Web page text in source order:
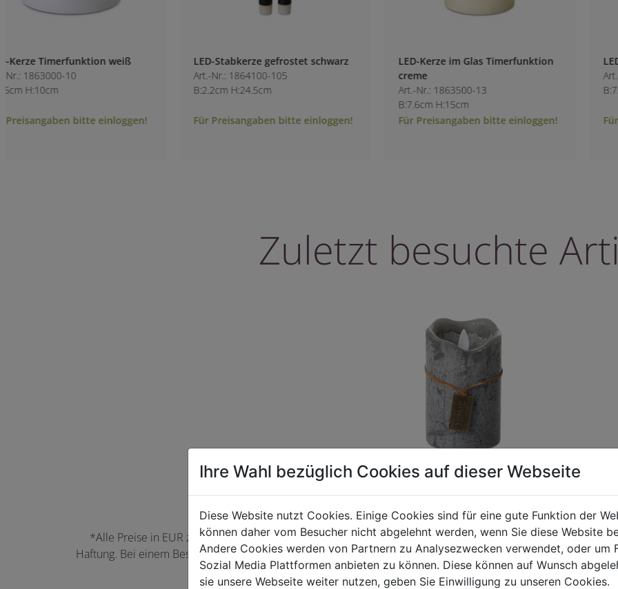
LED-Stabkerze gefrostet schwarz
Art.-Nr.: 1864100-105
B:2.2cm H:24.5cm
Für Preisangaben bitte einloggen!
LED-Kerze im Glas Timerfunktion
creme
Art.-Nr.: 1863500-13
Für Preisangaben bitte einloggen!
LED-Kerze ohne Timer weiß
B:7.6cm H:10cm
Für Preisangaben bitte einloggen!
Zuletzt besuchte
*Alle Preise in EUR zzgl. der jeweils gültigen Mehrwertsteuer und Versandkosten. Für Irrtümer und
Haftung. Bei einem Bestellwert unter 50,00 EUR behalten wir uns die Berechnung eines
können Farbabweichungen zwischen der Bildschirmdarstellung und dem
Ihre Wahl bezüglich Cookies auf dieser Webseite
Diese Website nutzt Cookies. Einige Cookies sind für eine gute Funktion der
können daher vom Besucher nicht abgelehnt werden, wenn Sie diese Website
Andere Cookies werden von Partnern zu Analysezwecken verwendet, oder um
Sozial Media Plattformen anbieten zu können. Diese können auf Wunsch
sie unsere Webseite weiter nutzen, geben Sie Einwilligung zu unseren Cookies.